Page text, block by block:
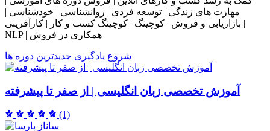
مهارت های زندگی | توسعه فردی | روانشناسی | خودشناسی |
بازاریابی و فروش | کوچینگ | کوچینگ کسب و کار | کارآفرینی |
NLP | همکاری در فروش
شروع یادگیری جدیدترین دوره ها
آموزش تخصصی زبان انگلیسی | از صفر تا پیشرفته
(1)